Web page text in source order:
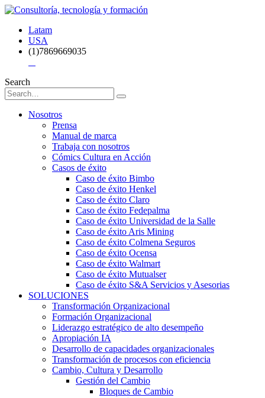
Latam
USA
(1)7869669035
Search
Nosotros
Prensa
Manual de marca
Trabaja con nosotros
Cómics Cultura en Acción
Casos de éxito
Caso de éxito Bimbo
Caso de éxito Henkel
Caso de éxito Claro
Caso de éxito Fedepalma
Caso de éxito Universidad de la Salle
Caso de éxito Aris Mining
Caso de éxito Colmena Seguros
Caso de éxito Ocensa
Caso de éxito Walmart
Caso de éxito Mutualser
Caso de éxito S&A Servicios y Asesorias
SOLUCIONES
Transformación Organizacional
Formación Organizacional
Liderazgo estratégico de alto desempeño
Apropiación IA
Desarrollo de capacidades organizacionales
Transformación de procesos con eficiencia
Cambio, Cultura y Desarrollo
Gestión del Cambio
Bloques de Cambio